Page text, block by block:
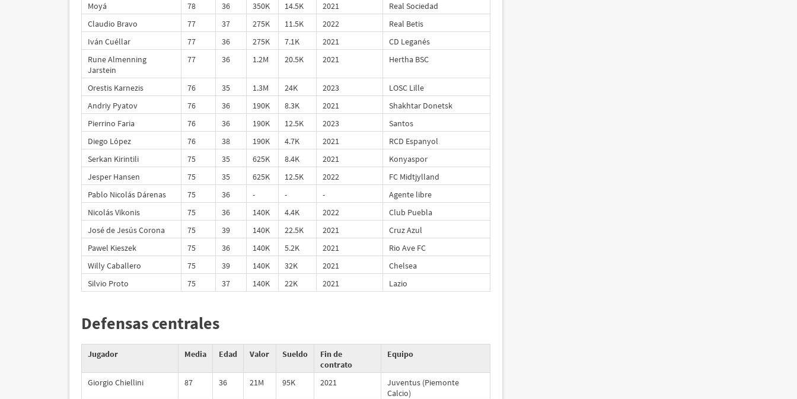
Moyá
78 36 350K 14.5K 2021
Real Sociedad
Claudio Bravo
77 37 275K 11.5K 2022
Real Betis
Iván Cuéllar
77 36 275K 7.1K 2021
CD Leganés
Rune Almenning
Jarstein
77 36 1.2M 20.5K 2021 Hertha BSC
Orestis Karnezis 76 35 1.3M 24K 2023
LOSC Lille
Andriy Pyatov
76 36 190K 8.3K 2021
Shakhtar Donetsk
Pierrino Faria
76 36 190K 12.5K 2023
Santos
Diego López
76 38 190K 4.7K 2021
RCD Espanyol
Serkan Kirintili
75 35 625K 8.4K 2021
Konyaspor
Jesper Hansen
75 35 625K 12.5K 2022
FC Midtjylland
Pablo Nicolás Dárenas
75 36 - - -
Agente libre
Nicolás Vikonis
75 36 140K 4.4K 2022
Club Puebla
José de Jesús Corona
75 39 140K 22.5K 2021
Cruz Azul
Pawel Kieszek
75 36 140K 5.2K 2021
Rio Ave FC
Willy Caballero
75 39 140K 32K 2021
Chelsea
Silvio Proto
75 37 140K 22K 2021 Lazio
Defensas centrales
Jugador Media Edad Valor Sueldo
Fin de
contrato
Equipo
Giorgio Chiellini 87 36 21M 95K 2021
Juventus (Piemonte
Calcio)